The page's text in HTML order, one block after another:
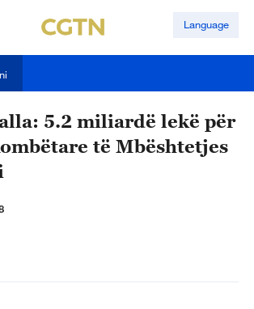
Language
5.2 miliardë lekë për
të Mbështetjes